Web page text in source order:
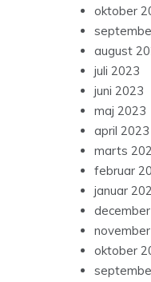
oktober
august
juli 2023
juni 2023
maj 2023
april 2023
marts
februar
januar
oktober